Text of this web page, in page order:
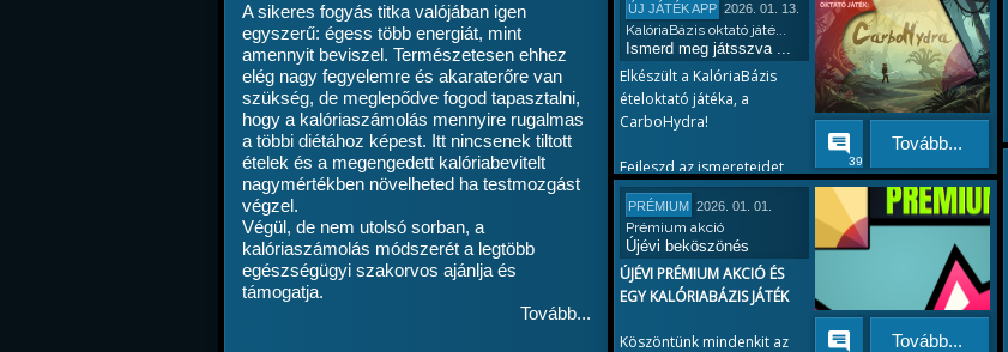
A sikeres fogyás titka valójában igen
egyszerű: égess több energiát, mint
amennyit beviszel. Természetesen ehhez
elég nagy fegyelemre és akaraterőre van
szükség, de meglepődve fogod tapasztalni,
hogy a kalóriaszámolás mennyire rugalmas
a többi diétához képest. Itt nincsenek tiltott
ételek és a megengedett kalóriabevitelt
nagymértékben növelheted ha testmozgást
végzel.
Végül, de nem utolsó sorban, a
kalóriaszámolás módszerét a legtöbb
egészségügyi szakorvos ajánlja és
támogatja.
Tovább...
ÚJ JÁTÉK APP 2026. 01. 13.
KalóriaBázis oktató játé...
Ismerd meg játsszva ...
Elkészült a KalóriaBázis
ételoktató játéka, a
CarboHydra!
Fejleszd az ismereteidet
játékosan!
Küzdj meg a rettenetes
szén-hidrákkal, találd meg
a gyenge pointjaikat. Ha a
tápanyagok terén még
kezdő vagy, akkor a
39
Tovább...
PRÉMIUM 2026. 01. 01.
Prémium akció
Újévi beköszönés
ÚJÉVI PRÉMIUM AKCIÓ ÉS
EGY KALÓRIABÁZIS JÁTÉK
Köszöntünk mindenkit az Tovább...